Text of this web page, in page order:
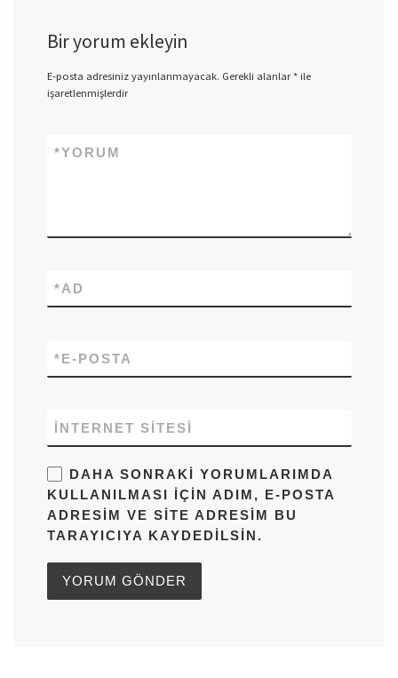
Bir yorum ekleyin
E-posta adresiniz yayınlanmayacak. Gerekli alanlar*ile
işaretlenmişlerdir
YORUM
*
AD
*
E-POSTA
*
İNTERNET SITESI
DAHA SONRAKI YORUMLARIMDA
KULLANILMASI IÇIN ADIM, E-POSTA
ADRESIM VE SITE ADRESIM BU
TARAYICIYA KAYDEDILSIN.